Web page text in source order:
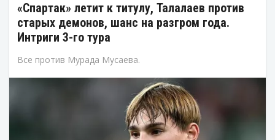
«Спартак» летит к титулу, Талалаев против
старых демонов, шанс на разгром года.
Интриги 3-го тура
Все против Мурада Мусаева.